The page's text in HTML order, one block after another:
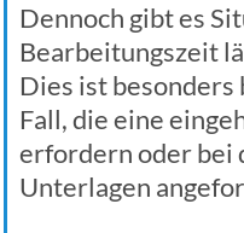
Dennoch gibt es
Bearbeitungszeit
Dies ist
Fall, die eine
erfordern oder bei
Unterlagen